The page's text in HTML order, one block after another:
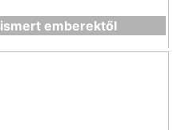
emberektől